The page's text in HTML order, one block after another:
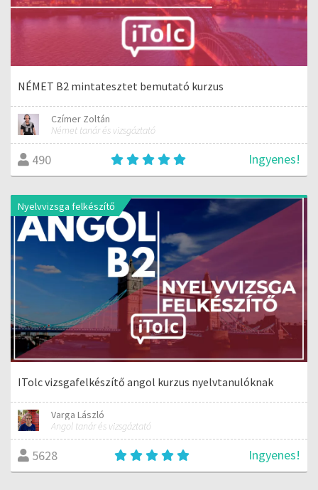
NÉMET B2 mintatesztet bemutató kurzus
Czímer Zoltán
Német tanár és vizsgáztató
490 Ingyenes!
Nyelvvizsga felkészítő
ITolc vizsgafelkészítő angol kurzus nyelvtanulóknak
Varga László
Angol tanár és vizsgáztató
5628 Ingyenes!